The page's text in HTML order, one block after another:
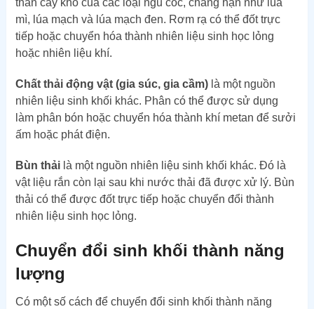
thân cây khô của các loại ngũ cốc, chẳng hạn như lúa
mì, lúa mạch và lúa mạch đen. Rơm rạ có thể đốt trực
tiếp hoặc chuyển hóa thành nhiên liệu sinh học lỏng
hoặc nhiên liệu khí.
Chất thải động vật (gia súc, gia cầm)là một nguồn
nhiên liệu sinh khối khác. Phân có thể được sử dụng
làm phân bón hoặc chuyển hóa thành khí metan để sưởi
ấm hoặc phát điện.
Bùn thảilà một nguồn nhiên liệu sinh khối khác. Đó là
vật liệu rắn còn lại sau khi nước thải đã được xử lý. Bùn
thải có thể được đốt trực tiếp hoặc chuyển đổi thành
nhiên liệu sinh học lỏng.
Chuyển đổi sinh khối thành năng
lượng
Có một số cách để chuyển đổi sinh khối thành năng